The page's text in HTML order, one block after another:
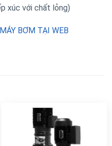
xúc với chất lỏng)
BƠM TẠI WEB